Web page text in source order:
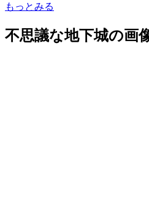
もっとみる
不思議な地下城の画